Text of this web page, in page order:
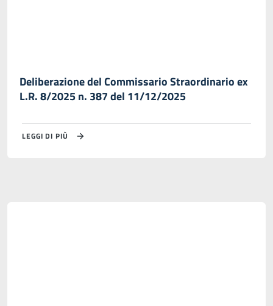
Deliberazione del Commissario Straordinario ex
L.R. 8/2025 n. 387 del 11/12/2025
LEGGI DI PIÙ